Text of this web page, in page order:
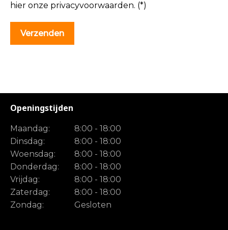
hier onze privacyvoorwaarden. (*)
Openingstijden
Maandag:
8:00 - 18:00
Dinsdag:
8:00 - 18:00
Woensdag:
8:00 - 18:00
Donderdag:
8:00 - 18:00
Vrijdag:
8:00 - 18:00
Zaterdag:
8:00 - 18:00
Zondag:
Gesloten